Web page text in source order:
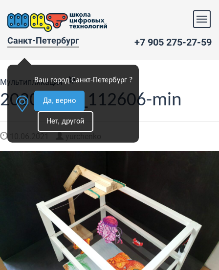
Санкт-Петербург
Ваш город Санкт-Петербург ?
Да, верно
Нет, другой
+7 905 275-27-59
Мультипликация»
20200220_112606-min